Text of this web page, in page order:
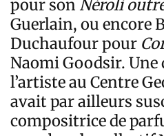
pour son Néroli
Guerlain, ou encore
Duchaufour pour
Naomi Goodsir. Une
l’artiste au Centre
avait par ailleurs
compositrice de